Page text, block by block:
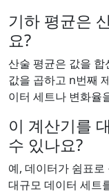
기하 평균은
요?
산술 평균은 값을
값을 곱하고 n번째
이터 세트나 변화율
이 계산기를
수 있나요?
예, 데이터가 쉼표
대규모 데이터 세트